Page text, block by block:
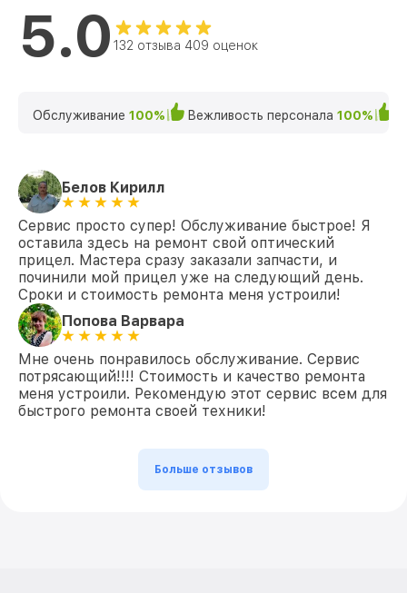
5.0 132 отзыва 409 оценок
Обслуживание 100% Вежливость персонала 100%
Белов Кирилл
Сервис просто супер! Обслуживание быстрое! Я
оставила здесь на ремонт свой оптический
прицел. Мастера сразу заказали запчасти, и
починили мой прицел уже на следующий день.
Сроки и стоимость ремонта меня устроили!
Попова Варвара
Мне очень понравилось обслуживание. Сервис
потрясающий!!!! Стоимость и качество ремонта
меня устроили. Рекомендую этот сервис всем для
быстрого ремонта своей техники!
Больше отзывов